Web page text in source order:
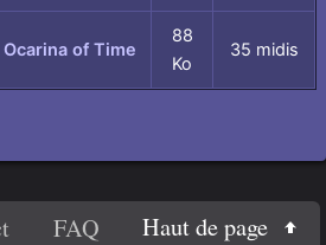
of Time
88
Ko
35 midis
FAQ Haut de page